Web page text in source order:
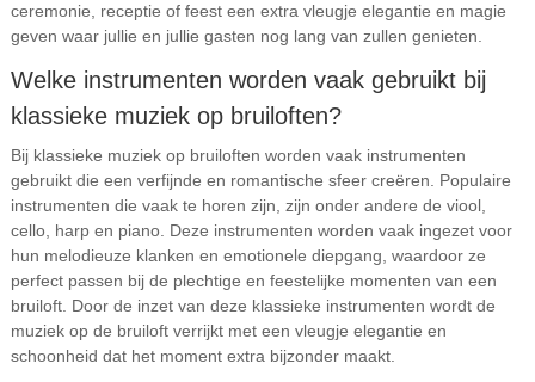
ceremonie, receptie of feest een extra vleugje elegantie en magie
geven waar jullie en jullie gasten nog lang van zullen genieten.
Welke instrumenten worden vaak gebruikt bij
klassieke muziek op bruiloften?
Bij klassieke muziek op bruiloften worden vaak instrumenten
gebruikt die een verfijnde en romantische sfeer creëren. Populaire
instrumenten die vaak te horen zijn, zijn onder andere de viool,
cello, harp en piano. Deze instrumenten worden vaak ingezet voor
hun melodieuze klanken en emotionele diepgang, waardoor ze
perfect passen bij de plechtige en feestelijke momenten van een
bruiloft. Door de inzet van deze klassieke instrumenten wordt de
muziek op de bruiloft verrijkt met een vleugje elegantie en
schoonheid dat het moment extra bijzonder maakt.